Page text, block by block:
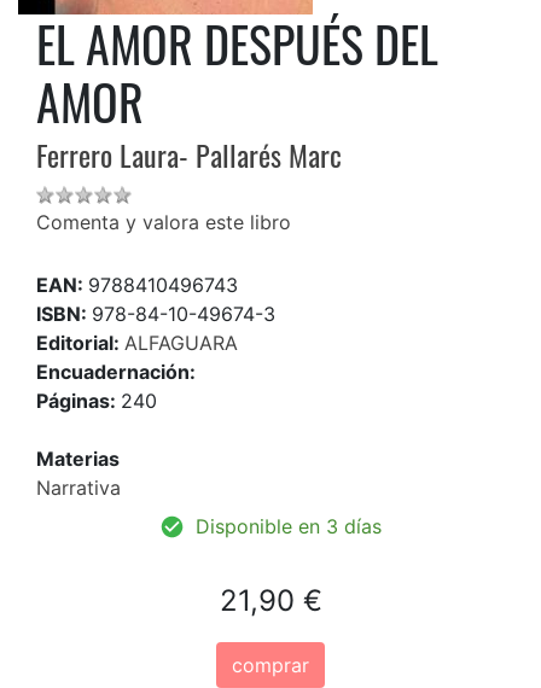
EL AMOR DESPUÉS DEL
AMOR
Ferrero Laura- Pallarés Marc
Comenta y valora este libro
EAN: 9788410496743
ISBN: 978-84-10-49674-3
Editorial: ALFAGUARA
Encuadernación:
Páginas: 240
Materias
Narrativa
Disponible en 3 días
21,90 €
comprar